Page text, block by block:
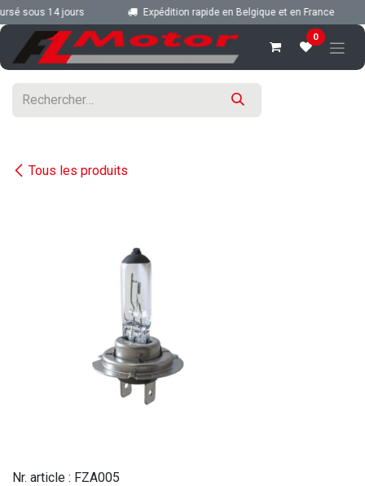
Se rendre au contenu
sous 14 jours Expédition rapide en Belgique et en France
0
Tous les produits
Nr. article : FZA005